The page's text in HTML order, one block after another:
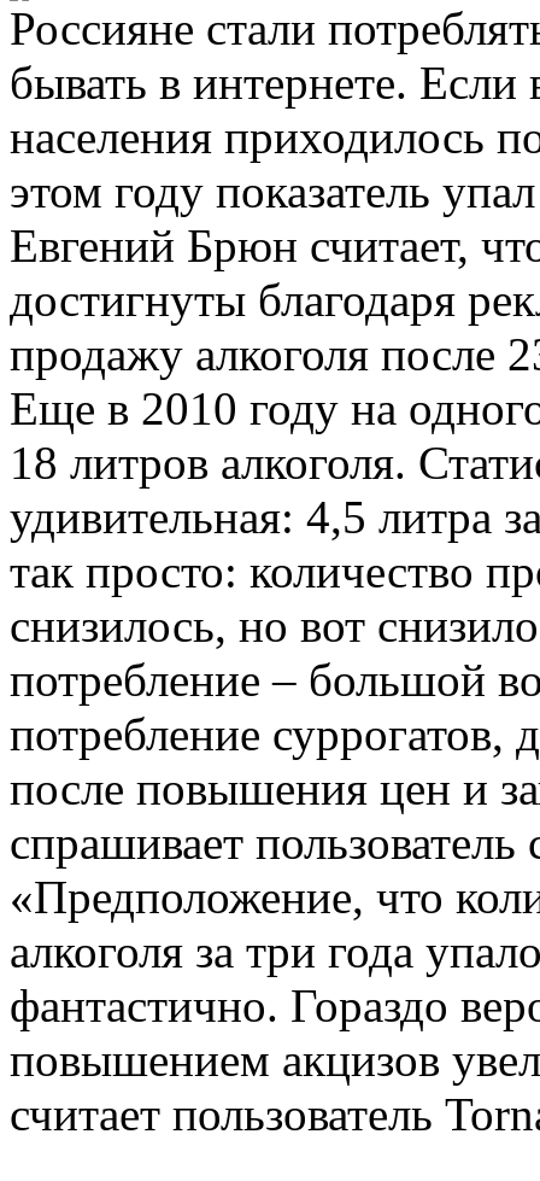
Россияне стали
бывать в интернете.
населения приходилось
этом году показатель
Евгений Брюн считает,
достигнуты благодаря
продажу алкоголя после
Еще в 2010 году на
18 литров алкоголя.
удивительная: 4,5 литра
так просто: количество
снизилось, но вот
потребление – большой
потребление суррогатов,
после повышения цен и
спрашивает
«Предположение, что
алкоголя за три года
фантастично. Гораздо
повышением акцизов
считает пользователь